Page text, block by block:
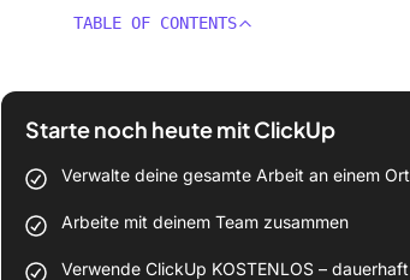
TABLE OF CONTENTS
Starte noch heute mit ClickUp
Verwalte deine gesamte Arbeit an einem Ort
Arbeite mit deinem Team zusammen
Verwende ClickUp KOSTENLOS – dauerhaft